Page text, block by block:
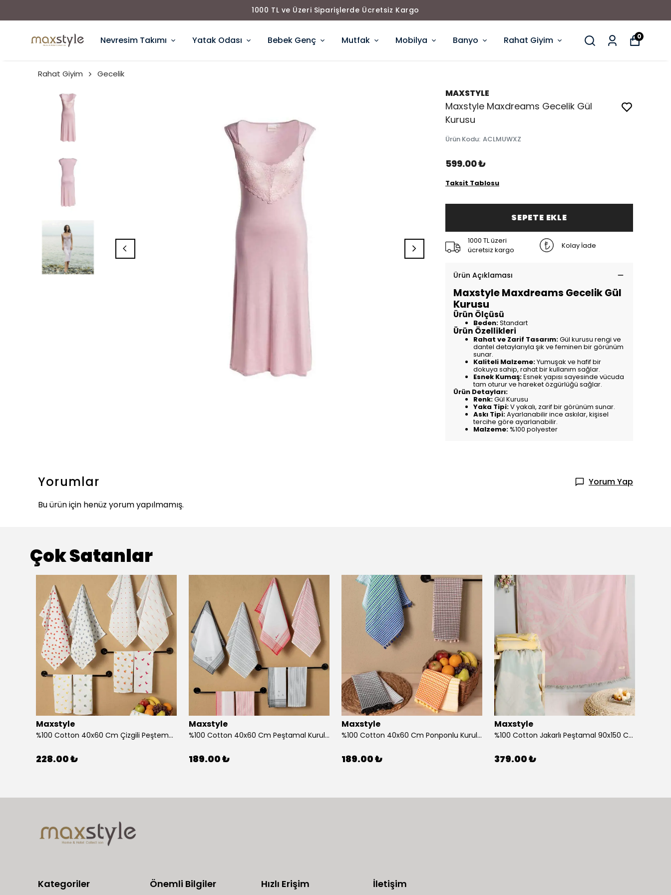
1000 TL ve Üzeri Siparişlerde Ücretsiz Kargo
Nevresim Takımı Yatak Odası Bebek Genç Mutfak Mobilya Banyo Rahat Giyim 0
Rahat Giyim Gecelik
MAXSTYLE
Maxstyle Maxdreams Gecelik Gül
Kurusu
Ürün Kodu: ACLMUWXZ
599.00 ₺
Taksit Tablosu
SEPETE EKLE
1000 TL üzeri
ücretsiz kargo
Kolay İade
Ürün Açıklaması
Maxstyle Maxdreams Gecelik Gül
Kurusu
Ürün Ölçüsü
Beden:Standart
Ürün Özellikleri
Rahat ve Zarif Tasarım:Gül kurusu rengi ve
dantel detaylarıyla şık ve feminen bir görünüm
sunar.
Kaliteli Malzeme:Yumuşak ve hafif bir
dokuya sahip, rahat bir kullanım sağlar.
Esnek Kumaş:Esnek yapısı sayesinde vücuda
tam oturur ve hareket özgürlüğü sağlar.
Ürün Detayları:
Renk:Gül Kurusu
Yaka Tipi:V yakalı, zarif bir görünüm sunar.
Askı Tipi:Ayarlanabilir ince askılar, kişisel
tercihe göre ayarlanabilir.
Malzeme:%100 polyester
Yorumlar
Yorum Yap
Bu ürün için henüz yorum yapılmamış.
Çok Satanlar
Maxstyle
%100 Cotton 40x60 Cm Çizgili Peştemal Kurulama Bezi 2 Li Set
228.00 ₺
Maxstyle
%100 Cotton 40x60 Cm Peştamal Kurulama Bezi 4 Lü Set
189.00 ₺
Maxstyle
%100 Cotton 40x60 Cm Ponponlu Kurulama Bezi Tekli
189.00 ₺
Maxstyle
%100 Cotton Jakarlı Peştamal 90x150 Cm Deniz Yıldızı Mint
379.00 ₺
Kategoriler Önemli Bilgiler Hızlı Erişim İletişim